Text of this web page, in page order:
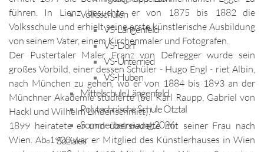
Volksschulen
VS-Längenfeld
VS-Dorf
VS-Unterried
VS-Huben
Mittelschule Längenfeld
Polytechnische Schule Ötztal
Sommerbetreuung 2026
Soziales
führen. In Lienz besuchte er von 1875 bis 1882 die
Volksschule und erhielt seine erste künstlerische Ausbildung
von seinem Vater, einem Kirchenmaler und Fotografen.
Der Pustertaler Maler Franz von Defregger wurde sein
großes Vorbild, einer dessen Schüler - Hugo Engl - riet Albin,
nach München zu gehen, wo er von 1884 bis 1893 an der
Münchner Akademie studierte (bei Karl Raupp, Gabriel von
Hackl und Wilhelm Lindenschmitt).
1899 heiratete er und übersiedelte mit seiner Frau nach
Wien. Ab 1900 war er Mitglied des Künstlerhauses in Wien